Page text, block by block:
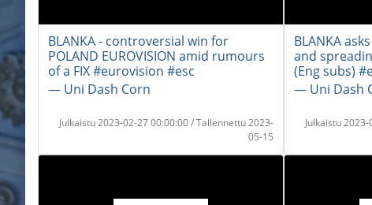
BLANKA - controversial win for
POLAND EUROVISION amid rumours
of a FIX #eurovision #esc
― Uni Dash Corn
Julkaistu 2023-02-27 00:00:00 / Tallennettu 2023-
05-15
BLANKA
and
(Eng subs)
― Uni Dash
Julkaistu